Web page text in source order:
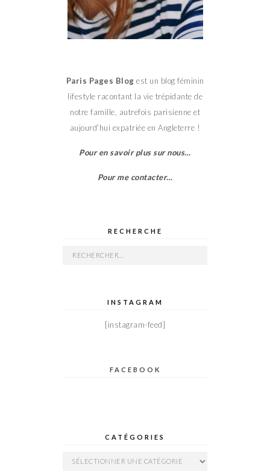
Paris Pages Blog est un blog féminin
lifestyle racontant la vie trépidante de
notre famille, autrefois parisienne et
aujourd’hui expatriée en Angleterre !
Pour en savoir plus sur nous…
Pour me contacter…
RECHERCHE
Rechercher :
INSTAGRAM
[instagram-feed]
FACEBOOK
CATÉGORIES
Catégories